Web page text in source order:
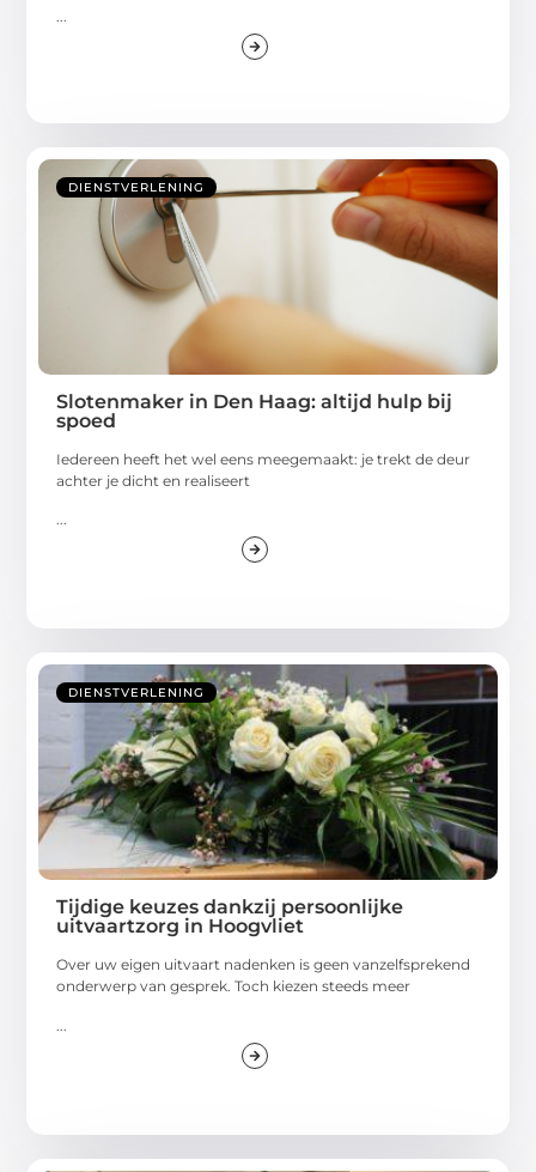
...
DIENSTVERLENING
Slotenmaker in Den Haag: altijd hulp bij
spoed
Iedereen heeft het wel eens meegemaakt: je trekt de deur
achter je dicht en realiseert
...
DIENSTVERLENING
Tijdige keuzes dankzij persoonlijke
uitvaartzorg in Hoogvliet
Over uw eigen uitvaart nadenken is geen vanzelfsprekend
onderwerp van gesprek. Toch kiezen steeds meer